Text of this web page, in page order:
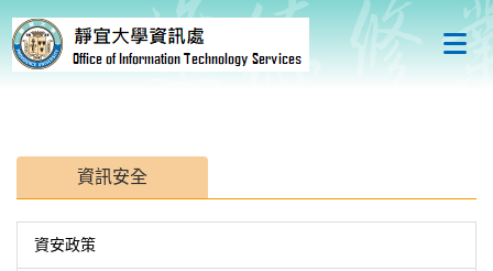
跳
到
主
區
資訊安全
資安政策